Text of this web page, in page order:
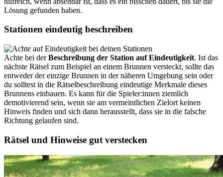
Lösung gefunden haben.
Stationen eindeutig beschreiben
Achte bei derBeschreibung der Station auf Eindeutigkeit. Ist das
nächste Rätsel zum Beispiel an einem Brunnen versteckt, sollte das
entweder der einzige Brunnen in der näheren Umgebung sein oder
du solltest in die Rätselbeschreibung eindeutige Merkmale dieses
Brunnens einbauen. Es kann für die Spieler:innen ziemlich
demotivierend sein, wenn sie am vermeintlichen Zielort keinen
Hinweis finden und sich dann herausstellt, dass sie in die falsche
Richtung gelaufen sind.
Rätsel und Hinweise gut verstecken